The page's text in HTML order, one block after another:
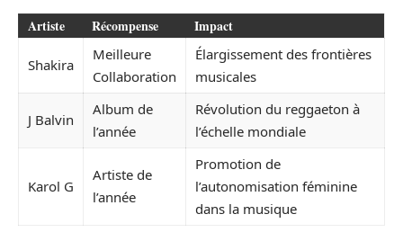
Artiste Récompense Impact
Shakira
Meilleure
Collaboration
Élargissement des frontières
musicales
J Balvin
Album de
l’année
Révolution du reggaeton à
l’échelle mondiale
Karol G
Artiste de
l’année
Promotion de
l’autonomisation féminine
dans la musique